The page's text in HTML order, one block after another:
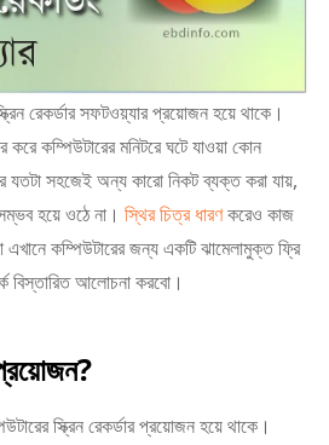
রেকর্ডার সফটওয়্যার প্রয়োজন হয়ে থাকে।
করে কম্পিউটারের মনিটরে ঘটে যাওয়া কোন
যতটা সহজেই অন্য কারো নিকট ব্যক্ত করা যায়,
হয়ে ওঠে না। স্থির চিত্র ধারণকরেও কাজ
কম্পিউটারের জন্য একটি ঝামেলামুক্ত ফ্রি
বিস্তারিত আলোচনা করবো।
স্ক্রিন রেকর্ডার প্রয়োজন হয়ে থাকে।